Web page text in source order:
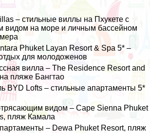
– стильные виллы на Пхукете с
видом на море и личным бассейном
Phuket Layan Resort & Spa 5* –
для молодоженов
вилла – The Residence Resort and
пляже Бангтао
BYD Lofts – стильные апартаменты 5*
видом – Cape Sienna Phuket
пляж Камала
– Dewa Phuket Resort, пляж